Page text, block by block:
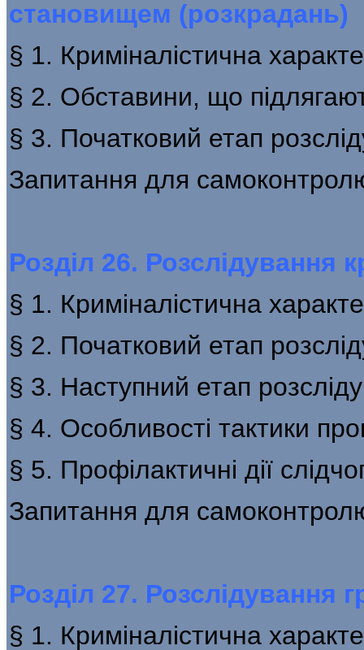
становищем (розкрадань)
§ 1. Криміналістична
§ 2. Обставини, що
§ 3. Початковий етап
Запитання для
Розділ 26. Розслідування
§ 1. Криміналістична
§ 2. Початковий етап
§ 3. Наступний етап
§ 4. Особливості тактики
§ 5. Профілактичні дії
Запитання для
Розділ 27. Розслідування
§ 1. Криміналістична